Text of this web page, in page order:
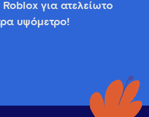
για ατελείωτο
υψόμετρο!